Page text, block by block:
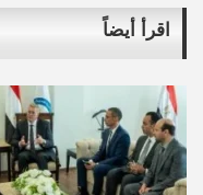
اقرأ أيضاً